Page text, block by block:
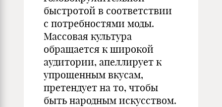
быстротой в соответствии
с потребностями моды.
Массовая культура
обращается к широкой
аудитории, апеллирует к
упрощенным вкусам,
претендует на то, чтобы
быть народным искусством.